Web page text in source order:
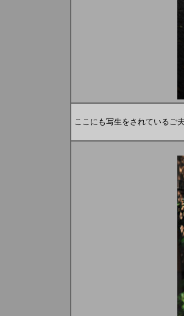
ここにも写生をされているご